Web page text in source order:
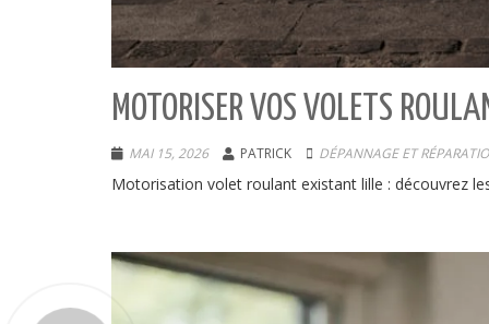
MOTORISER VOS VOLETS
MAI 15, 2026 PATRICK DÉPANNAGE ET
Motorisation volet roulant existant lille : découvrez